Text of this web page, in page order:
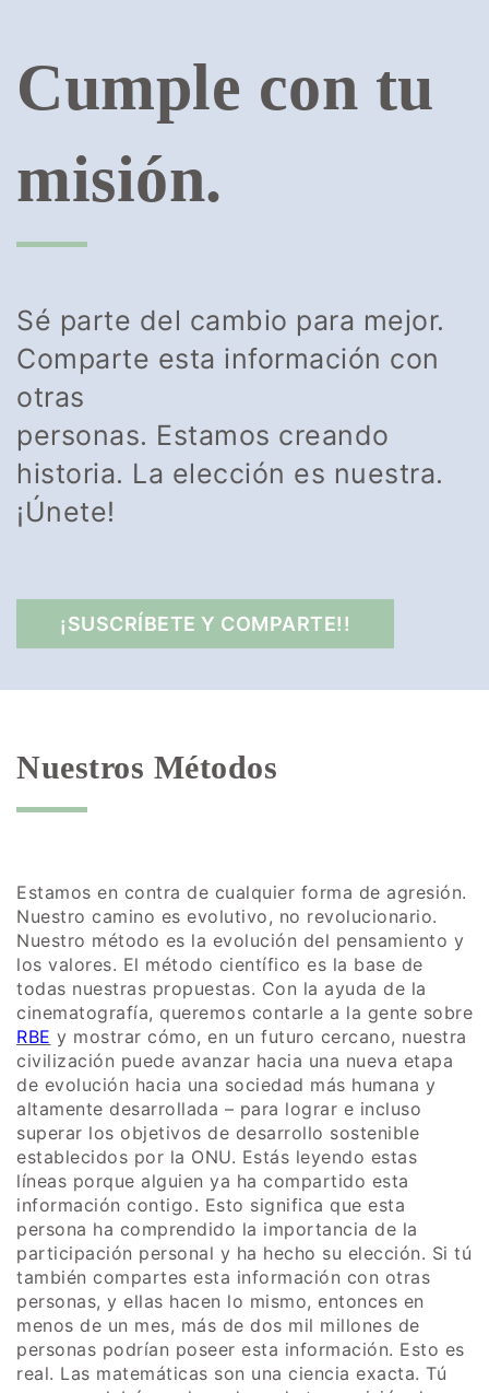
Cumple con tu
misión.
Sé parte del cambio para mejor.
Comparte esta información con
otras
personas. Estamos creando
historia. La elección es nuestra.
¡Únete!
¡SUSCRÍBETE Y COMPARTE!!
Nuestros Métodos
Estamos en contra de cualquier forma de agresión.
Nuestro camino es evolutivo, no revolucionario.
Nuestro método es la evolución del pensamiento y
los valores. El método científico es la base de
todas nuestras propuestas. Con la ayuda de la
cinematografía, queremos contarle a la gente sobre
RBE y mostrar cómo, en un futuro cercano, nuestra
civilización puede avanzar hacia una nueva etapa
de evolución hacia una sociedad más humana y
altamente desarrollada – para lograr e incluso
superar los objetivos de desarrollo sostenible
establecidos por la ONU. Estás leyendo estas
líneas porque alguien ya ha compartido esta
información contigo. Esto significa que esta
persona ha comprendido la importancia de la
participación personal y ha hecho su elección. Si tú
también compartes esta información con otras
personas, y ellas hacen lo mismo, entonces en
menos de un mes, más de dos mil millones de
personas podrían poseer esta información. Esto es
real. Las matemáticas son una ciencia exacta. Tú